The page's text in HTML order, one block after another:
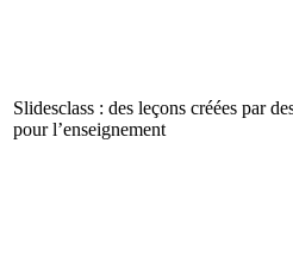
Slidesclass : des leçons créées par
pour l’enseignement